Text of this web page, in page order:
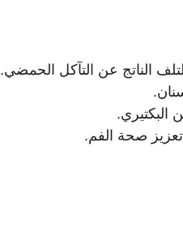
الناتج عن التآكل الحمضي.
البكتيري.
تعزيز صحة الفم.